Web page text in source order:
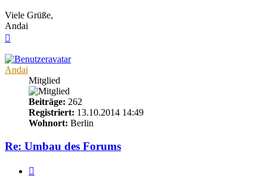
Viele Grüße,
Andai
Andai
Mitglied
Beiträge: 262
Registriert: 13.10.2014 14:49
Wohnort: Berlin
Re: Umbau des Forums